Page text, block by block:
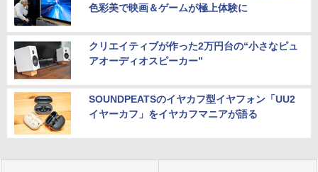
色彩美で映画＆ゲームが極上体験に
クリエイティブが作った2万円台の“小さなピュ
アオーディオスピーカー”
SOUNDPEATSのイヤカフ型イヤフォン「UU2
イヤーカフ」をイヤカフマニアが語る